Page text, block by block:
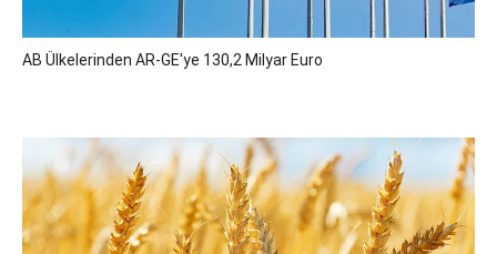
AB Ülkelerinden AR-GE'ye 130,2 Milyar Euro